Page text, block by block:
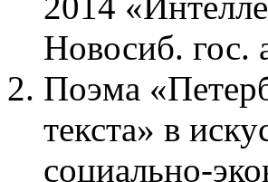
Новосиб. гос.
Поэма
текста» в
социально-